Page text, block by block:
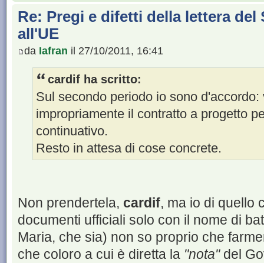
Re: Pregi e difetti della lettera del
all'UE
da Iafran il 27/10/2011, 16:41
cardif ha scritto:
Sul secondo periodo io sono d'accordo:
impropriamente il contratto a progetto
continuativo.
Resto in attesa di cose concrete.
Non prendertela, cardif, ma io di quello
documenti ufficiali solo con il nome di
Maria, che sia) non so proprio che
che coloro a cui è diretta la "nota"del